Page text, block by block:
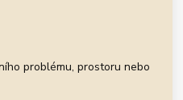
problému, prostoru nebo